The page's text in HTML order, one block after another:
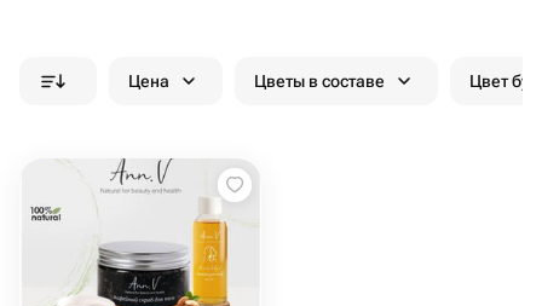
Цена Цветы в составе Цвет